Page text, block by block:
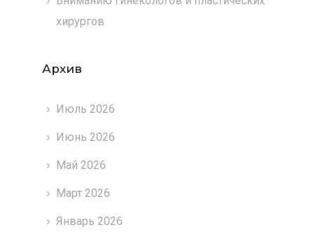
хирургов
Архив
Июль 2026
Июнь 2026
Май 2026
Март 2026
Январь 2026